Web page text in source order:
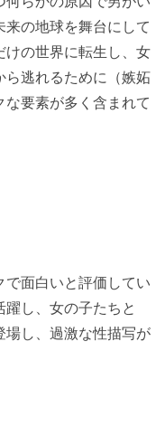
の地球を舞台にして
けの世界に転生し、女
ら逃れるために（嫉妬
要素が多く含まれて
面白いと評価してい
し、女の子たちと
場し、過激な性描写が